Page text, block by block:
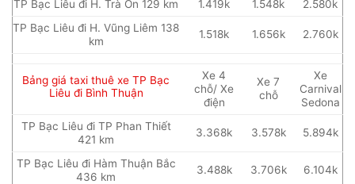
TP Bạc Liêu đi H. Trà Ôn 129 km 1.419k 1.548k
2.580k
TP Bạc Liêu đi H. Vũng Liêm 138
km
1.518k 1.656k 2.760k
Bảng giá taxi thuê xe TP Bạc
Liêu đi Bình Thuận
Xe 4
chỗ/ Xe
điện
Xe 7
chỗ
Xe
Carnival
Sedona
TP Bạc Liêu đi TP Phan Thiết
421 km
3.368k 3.578k 5.894k
TP Bạc Liêu đi Hàm Thuận Bắc
436 km
3.488k 3.706k 6.104k